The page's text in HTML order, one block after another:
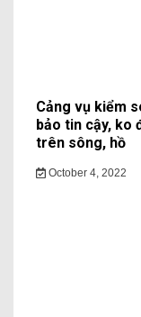
Cảng vụ kiểm
bảo tin cậy, ko
trên sông, hồ
October 4, 2022